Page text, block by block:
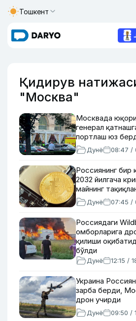
Тошкент
Қидирув
"Москва"
Москвада
генерал
портлаш юз
Дунё 08:47 /
Россиянинг бир
2032 йилгача
майнинг
Дунё 07:45 /
Россиядаги
омборларига
қилиши
бўлди
Дунё 12:15 /
Украина
зарба берди,
дрон учирди
Дунё 09:50 /